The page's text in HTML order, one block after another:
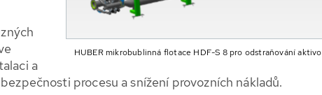
HUBER mikrobublinná flotace HDF-S 8 pro odstraňování
a
procesu a snížení provozních nákladů.